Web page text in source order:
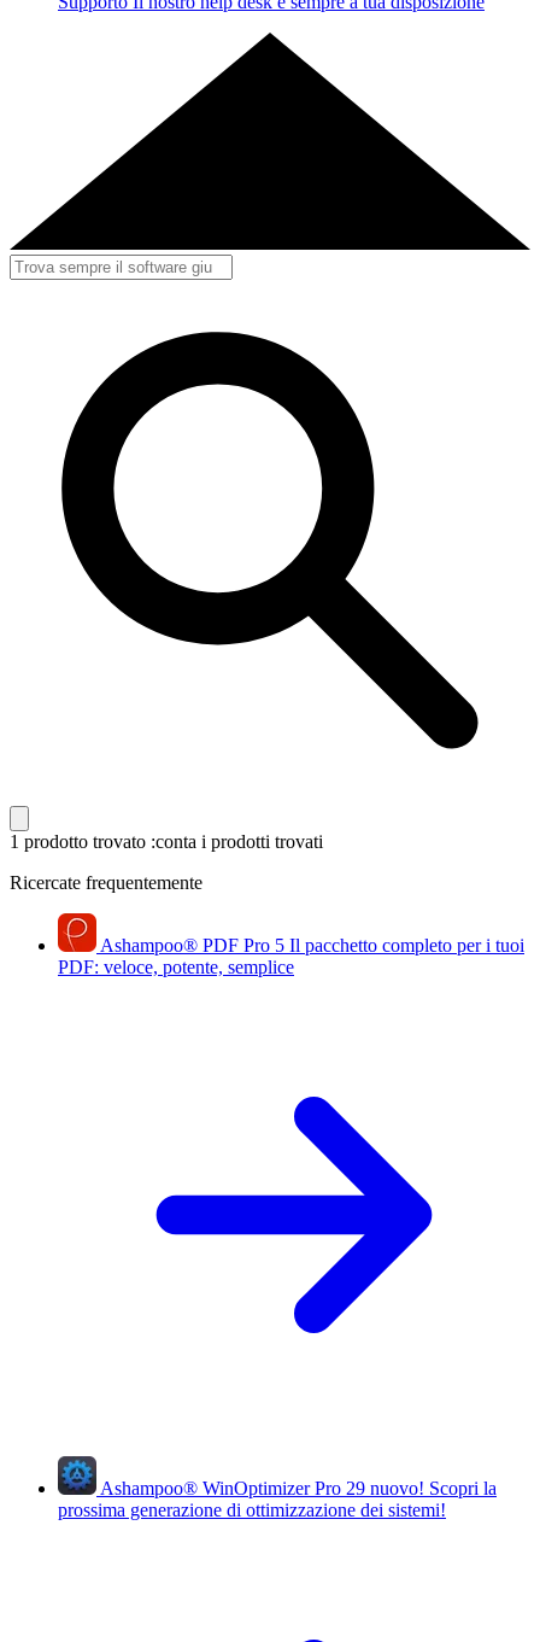
1 prodotto trovato :conta i prodotti trovati
Ricercate frequentemente
Ashampoo® PDF Pro 5 Il pacchetto completo per i tuoi
PDF: veloce, potente, semplice
Ashampoo® WinOptimizer Pro 29 nuovo! Scopri la
prossima generazione di ottimizzazione dei sistemi!